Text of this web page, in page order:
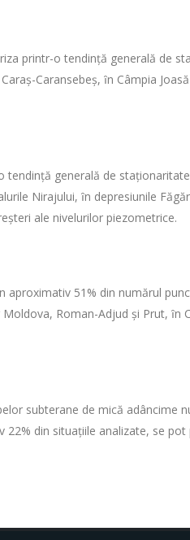
printr-o tendinţă generală de
Caransebeş, ȋn Câmpia
generală de
Nirajului, ȋn depresiunile
ale nivelurilor piezometrice.
51% din numărul
Roman-Adjud şi Prut, ȋn
subterane de mică adâncime
din situaţiile analizate, se